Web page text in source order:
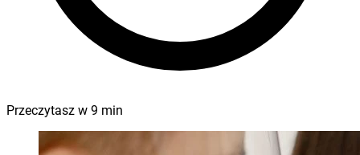
Przeczytasz w 9 min